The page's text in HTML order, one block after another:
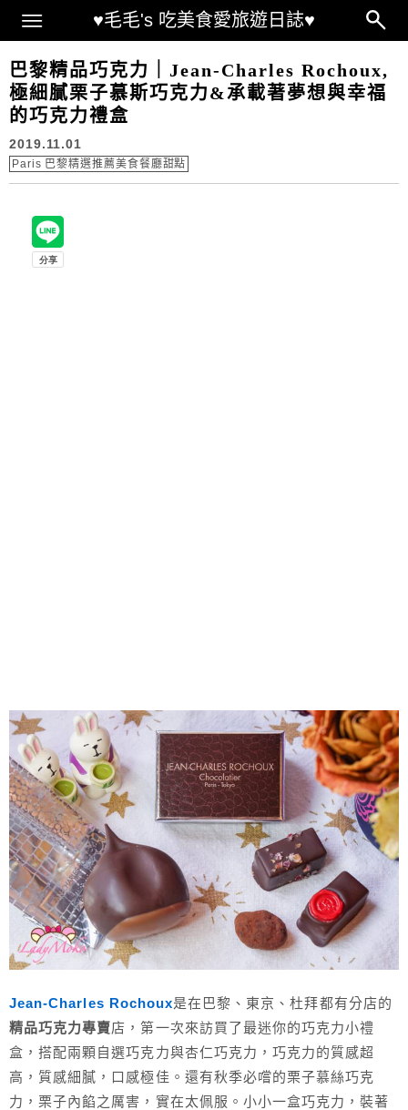
♥毛毛's 吃美食愛旅遊日誌♥
Main Menu
巴黎精品巧克力｜Jean-Charles Rochoux,
極細膩栗子慕斯巧克力&承載著夢想與幸福
的巧克力禮盒
2019.11.01
Paris 巴黎精選推薦美食餐廳甜點
Jean-Charles Rochoux是在巴黎、東京、杜拜都有分店的
精品巧克力專賣店，第一次來訪買了最迷你的巧克力小禮
盒，搭配兩顆自選巧克力與杏仁巧克力，巧克力的質感超
高，質感細膩，口感極佳。還有秋季必嚐的栗子慕絲巧克
力，栗子內餡之厲害，實在太佩服。小小一盒巧克力，裝著